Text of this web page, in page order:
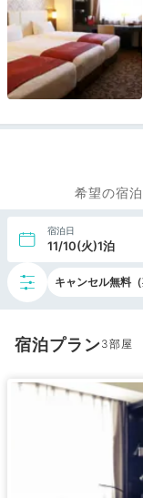
希望の宿
宿泊日
11/10(火)1泊
キャンセル無料（
宿泊プラン3